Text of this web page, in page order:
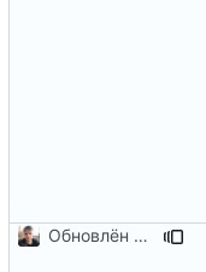
Обновлён README